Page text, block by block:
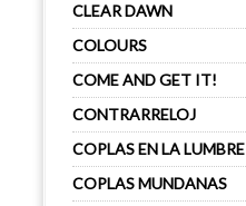
CLEAR DAWN
COLOURS
COME AND GET IT!
CONTRARRELOJ
COPLAS EN LA LUMBRE
COPLAS MUNDANAS